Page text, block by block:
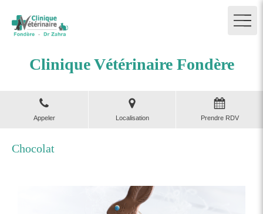
Clinique Vétérinaire Fondère
Appeler Localisation Prendre RDV
Chocolat